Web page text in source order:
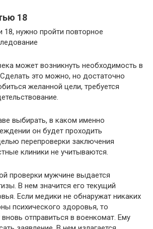
18
18, нужно пройти повторное
может возникнуть необходимость в
Сделать это можно, но достаточно
желанной цели, требуется
выбирать, в каком именно
он будет проходить
перепроверки заключения
клиники не учитываются.
проверки мужчине выдается
В нем значится его текущий
Если медики не обнаружат никаких
психического здоровья, то
отправиться в военкомат. Ему